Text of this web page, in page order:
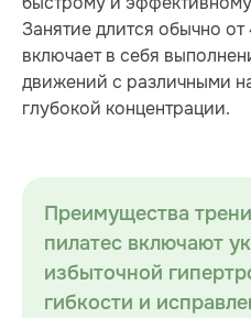
Занятие длится обычно
включает в себя
движений с различными
глубокой концентрации.
Преимущества
пилатес включают
избыточной
гибкости и